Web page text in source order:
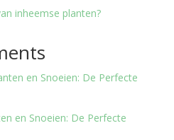
inheemse planten?
en Snoeien: De Perfecte
en Snoeien: De Perfecte